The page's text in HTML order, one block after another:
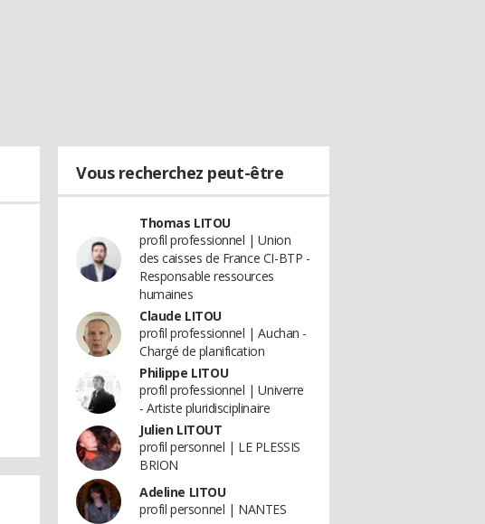
Vous recherchez peut-être
Thomas LITOU
profil professionnel | Union
des caisses de France CI-BTP -
Responsable ressources
humaines
Claude LITOU
profil professionnel | Auchan -
Chargé de planification
Philippe LITOU
profil professionnel | Univerre
- Artiste pluridisciplinaire
Julien LITOUT
profil personnel | LE PLESSIS
BRION
Adeline LITOU
profil personnel | NANTES